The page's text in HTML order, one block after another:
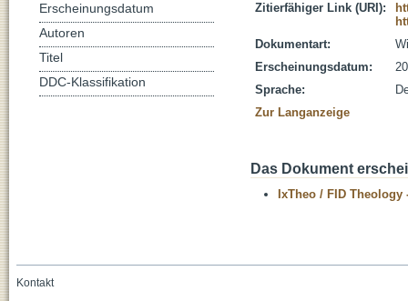
Zitierfähiger Link (URI):
Dokumentart:
Erscheinungsdatum:
Sprache:
Zur Langanzeige
Das Dokument
IxTheo / FID Theology
Erscheinungsdatum
Autoren
Titel
DDC-Klassifikation
Kontakt